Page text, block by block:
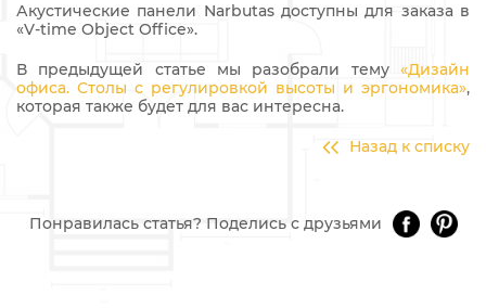
Акустические панели Narbutas доступны для заказа в
«V-time Object Office».
В предыдущей статье мы разобрали тему «Дизайн
офиса. Столы с регулировкой высоты и эргономика»,
которая также будет для вас интересна.
Назад к списку
Понравилась статья? Поделись с друзьями